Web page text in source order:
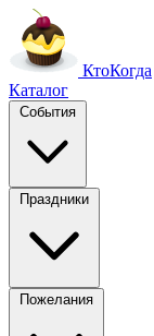
КтоКогда
Каталог
События
Праздники
Пожелания